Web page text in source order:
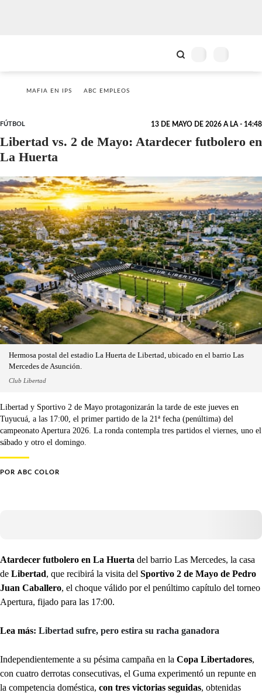
MAFIA EN IPS ABC EMPLEOS
FÚTBOL 13 DE MAYO DE 2026 A LA - 14:48
Libertad vs. 2 de Mayo: Atardecer futbolero en
La Huerta
Hermosa postal del estadio La Huerta de Libertad, ubicado en el barrio Las
Mercedes de Asunción.
Club Libertad
Libertad y Sportivo 2 de Mayo protagonizarán la tarde de este jueves en
Tuyucuá, a las 17:00, el primer partido de la 21ª fecha (penúltima) del
campeonato Apertura 2026. La ronda contempla tres partidos el viernes, uno el
sábado y otro el domingo.
POR ABC COLOR
Atardecer futbolero en La Huerta del barrio Las Mercedes, la casa
de Libertad, que recibirá la visita del Sportivo 2 de Mayo de Pedro
Juan Caballero, el choque válido por el penúltimo capítulo del torneo
Apertura, fijado para las 17:00.
Lea más: Libertad sufre, pero estira su racha ganadora
Independientemente a su pésima campaña en la Copa Libertadores,
con cuatro derrotas consecutivas, el Guma experimentó un repunte en
la competencia doméstica, con tres victorias seguidas, obtenidas